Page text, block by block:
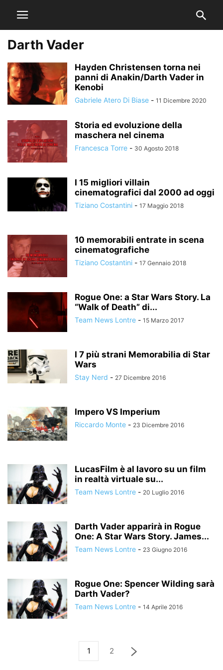
Darth Vader
Hayden Christensen torna nei
panni di Anakin/Darth Vader in
Kenobi
Gabriele Atero Di Biase - 11 Dicembre 2020
Storia ed evoluzione della
maschera nel cinema
Francesca Torre - 30 Agosto 2018
I 15 migliori villain
cinematografici dal 2000 ad oggi
Tiziano Costantini - 17 Maggio 2018
10 memorabili entrate in scena
cinematografiche
Tiziano Costantini - 17 Gennaio 2018
Rogue One: a Star Wars Story. La
“Walk of Death” di...
Team News Lontre - 15 Marzo 2017
I 7 più strani Memorabilia di Star
Wars
Stay Nerd - 27 Dicembre 2016
Impero VS Imperium
Riccardo Monte - 23 Dicembre 2016
LucasFilm è al lavoro su un film
in realtà virtuale su...
Team News Lontre - 20 Luglio 2016
Darth Vader apparirà in Rogue
One: A Star Wars Story. James...
Team News Lontre - 23 Giugno 2016
Rogue One: Spencer Wilding sarà
Darth Vader?
Team News Lontre - 14 Aprile 2016
1 2